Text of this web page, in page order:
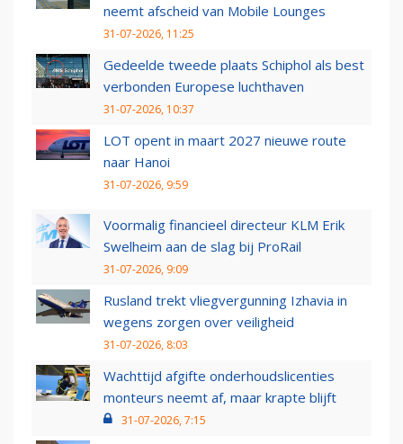
neemt afscheid van Mobile Lounges
31-07-2026, 11:25
Gedeelde tweede plaats Schiphol als best
verbonden Europese luchthaven
31-07-2026, 10:37
LOT opent in maart 2027 nieuwe route
naar Hanoi
31-07-2026, 9:59
Voormalig financieel directeur KLM Erik
Swelheim aan de slag bij ProRail
31-07-2026, 9:09
Rusland trekt vliegvergunning Izhavia in
wegens zorgen over veiligheid
31-07-2026, 8:03
Wachttijd afgifte onderhoudslicenties
monteurs neemt af, maar krapte blijft
31-07-2026, 7:15